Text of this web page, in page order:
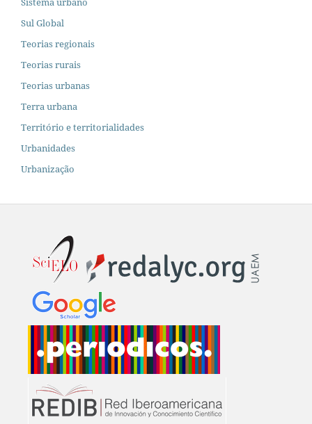
Sul Global
Teorias regionais
Teorias rurais
Teorias urbanas
Terra urbana
Território e territorialidades
Urbanidades
Urbanização